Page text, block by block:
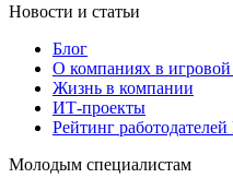
Новости и статьи
Блог
О компаниях в
Жизнь в компании
ИТ-проекты
Рейтинг работодателей
Молодым специалистам